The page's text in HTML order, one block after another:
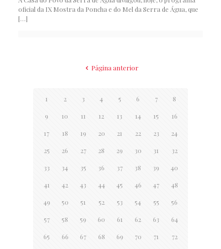
oficial da IX Mostra da Poncha e do Mel da Serra de Água, que
[…]
Página anterior
1 2 3 4 5 6 7 8
9 10 11 12 13 14 15 16
17 18 19 20 21 22 23 24
25 26 27 28 29 30 31 32
33 34 35 36 37 38 39 40
41 42 43 44 45 46 47 48
49 50 51 52 53 54 55 56
57 58 59 60 61 62 63 64
65 66 67 68 69 70 71 72